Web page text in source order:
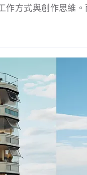
作方式與創作思維